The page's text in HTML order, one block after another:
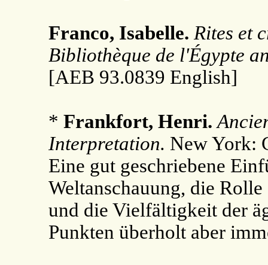
Franco, Isabelle. Rites et
Bibliothèque de l'Égypte
[AEB 93.0839 English]
* Frankfort, Henri.
Interpretation. New York:
Eine gut geschriebene
Weltanschauung, die
und die Vielfältigkeit der
Punkten überholt aber